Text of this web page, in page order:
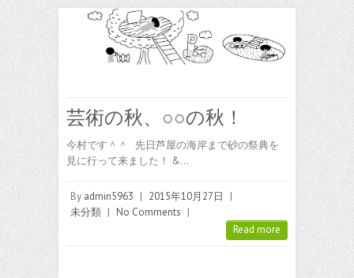
芸術の秋、○○の秋！
今村です＾＾ 先日芦屋の海岸まで砂の祭典を
見に行って来ました！ &…
By admin5963 | 2015年10月27日
|
未分類 | No Comments |
Read more